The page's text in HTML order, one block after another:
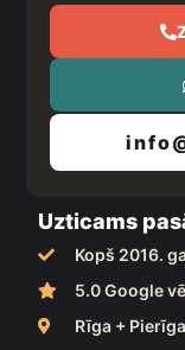
Uzticams
Kopš 2016.
5.0 Google
Rīga +